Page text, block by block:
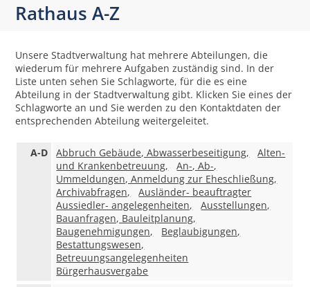
Rathaus A-Z
Unsere Stadtverwaltung hat mehrere Abteilungen, die
wiederum für mehrere Aufgaben zuständig sind. In der
Liste unten sehen Sie Schlagworte, für die es eine
Abteilung in der Stadtverwaltung gibt. Klicken Sie eines der
Schlagworte an und Sie werden zu den Kontaktdaten der
entsprechenden Abteilung weitergeleitet.
A-D Abbruch Gebäude, Abwasserbeseitigung,
Alten-
und Krankenbetreuung,
An-, Ab-,
Ummeldungen, Anmeldung zur Eheschließung,
Archivabfragen,
Ausländer- beauftragter
Aussiedler- angelegenheiten,
Ausstellungen,
Bauanfragen, Bauleitplanung,
Baugenehmigungen,
Beglaubigungen,
Bestattungswesen,
Betreuungsangelegenheiten
Bürgerhausvergabe